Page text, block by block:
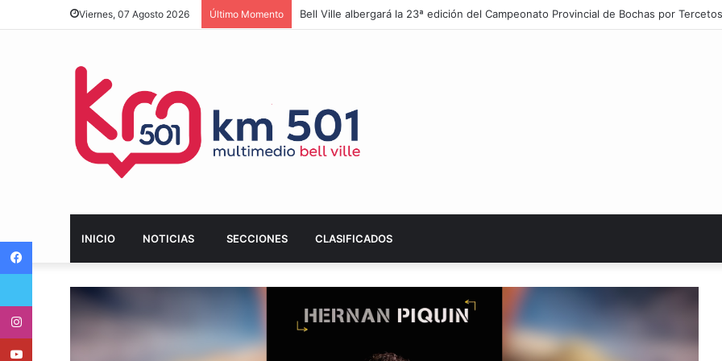
Viernes, 07 Agosto 2026 Último Momento Bell Ville albergará la 23ª edición del Campeonato Provincial de Bochas por Tercetos
INICIO NOTICIAS SECCIONES CLASIFICADOS